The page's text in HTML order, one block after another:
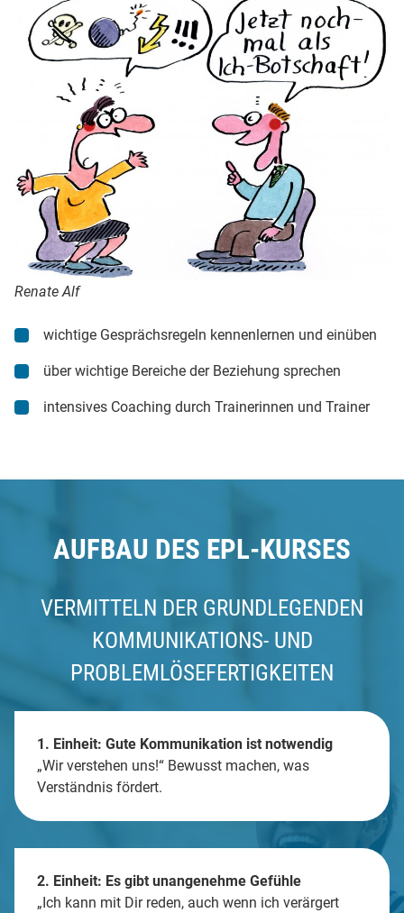
Renate Alf
wichtige Gesprächsregeln kennenlernen und einüben
über wichtige Bereiche der Beziehung sprechen
intensives Coaching durch Trainerinnen und Trainer
AUFBAU DES EPL-KURSES
VERMITTELN DER GRUNDLEGENDEN
KOMMUNIKATIONS- UND
PROBLEMLÖSEFERTIGKEITEN
1. Einheit: Gute Kommunikation ist notwendig
„Wir verstehen uns!“ Bewusst machen, was
Verständnis fördert.
2. Einheit: Es gibt unangenehme Gefühle
„Ich kann mit Dir reden, auch wenn ich verärgert